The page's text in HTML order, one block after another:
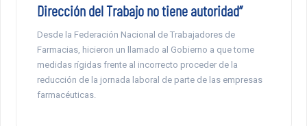
Dirección del Trabajo no tiene autoridad”
Desde la Federación Nacional de Trabajadores de
Farmacias, hicieron un llamado al Gobierno a que tome
medidas rígidas frente al incorrecto proceder de la
reducción de la jornada laboral de parte de las empresas
farmacéuticas.